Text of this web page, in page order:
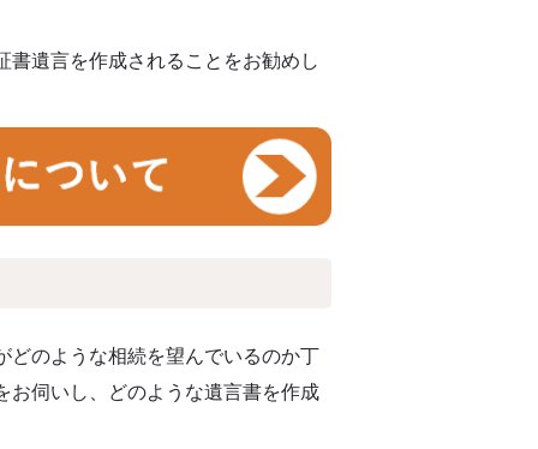
遺言を作成されることをお勧めし
どのような相続を望んでいるのか丁
お伺いし、どのような遺言書を作成